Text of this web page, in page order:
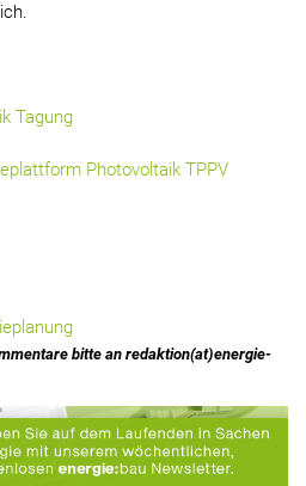
Tagung
Photovoltaik TPPV
bitte an redaktion(at)energie-